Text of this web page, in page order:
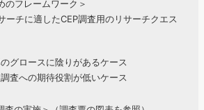
のフレームワーク＞
ーチに適したCEP調査用のリサーチクエス
グロースに陰りがあるケース
査への期待役割が低いケース